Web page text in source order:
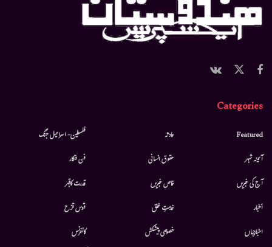
Categories
Featured
آئینہ شہر
آج کی خبریں
أخبار
اخبارجہاں
حادثہ
حقوق انسانی
خاص خبریں
خدمتِ خلق
خصوصی پیشکش
فلسطین- اسرائیل جنگ
فن فنکار
قدرت کاقہر
قوس قزح
کانفرنس